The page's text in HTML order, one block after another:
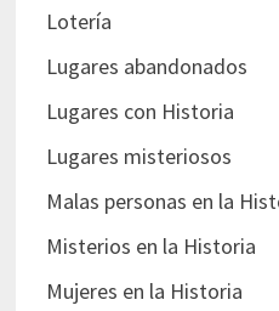
Lotería
Lugares abandonados
Lugares con Historia
Lugares misteriosos
Malas personas en la
Misterios en la Historia
Mujeres en la Historia